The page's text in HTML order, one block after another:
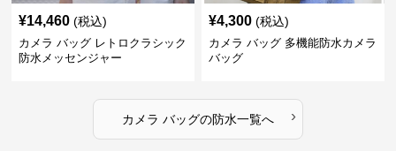
¥14,460 (税込)
カメラ バッグ レトロクラシック
防水メッセンジャー
¥4,300 (税込)
カメラ バッグ 多機能防水カメラ
バッグ
カメラ バッグの防水一覧へ ›